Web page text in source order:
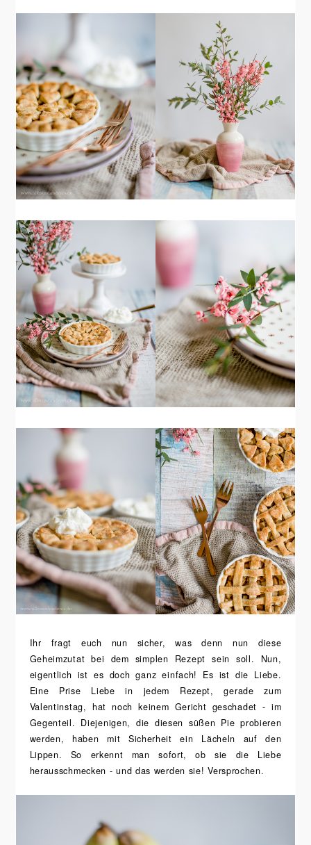
Ihr fragt euch nun sicher, was denn nun diese
Geheimzutat bei dem simplen Rezept sein soll. Nun,
eigentlich ist es doch ganz einfach! Es ist die Liebe.
Eine Prise Liebe in jedem Rezept, gerade zum
Valentinstag, hat noch keinem Gericht geschadet - im
Gegenteil. Diejenigen, die diesen süßen Pie probieren
werden, haben mit Sicherheit ein Lächeln auf den
Lippen. So erkennt man sofort, ob sie die Liebe
herausschmecken - und das werden sie! Versprochen.